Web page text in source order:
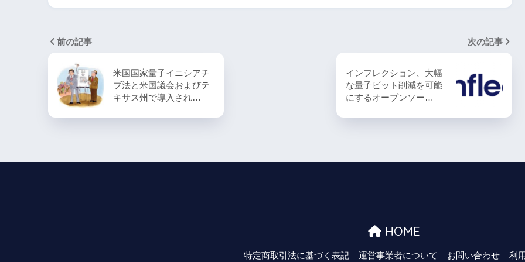
前の記事
米国国家量子イニシアチ
ブ法と米国議会およびテ
キサス州で導入され…
次の記事
インフレクション、大幅
な量子ビット削減を可能
にするオープンソー…
HOME
特定商取引法に基づく表記 運営事業者について お問い合わせ 利